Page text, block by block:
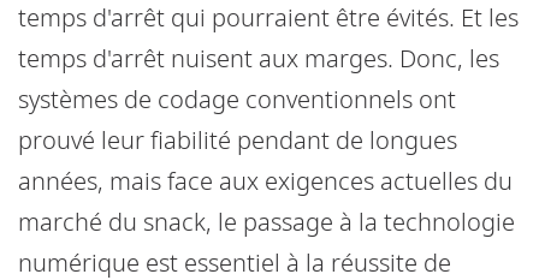
temps d'arrêt qui pourraient être évités. Et les
temps d'arrêt nuisent aux marges. Donc, les
systèmes de codage conventionnels ont
prouvé leur fiabilité pendant de longues
années, mais face aux exigences actuelles du
marché du snack, le passage à la technologie
numérique est essentiel à la réussite de